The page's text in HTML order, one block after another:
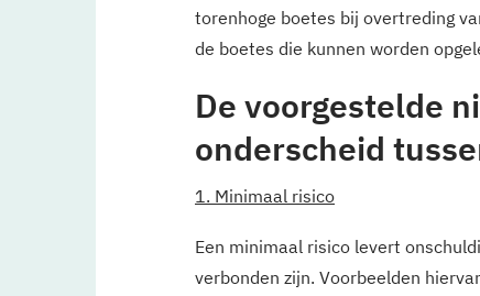
torenhoge boetes bij overtreding
de boetes die kunnen worden
De voorgestelde
onderscheid
1. Minimaal risico
Een minimaal risico levert
verbonden zijn. Voorbeelden